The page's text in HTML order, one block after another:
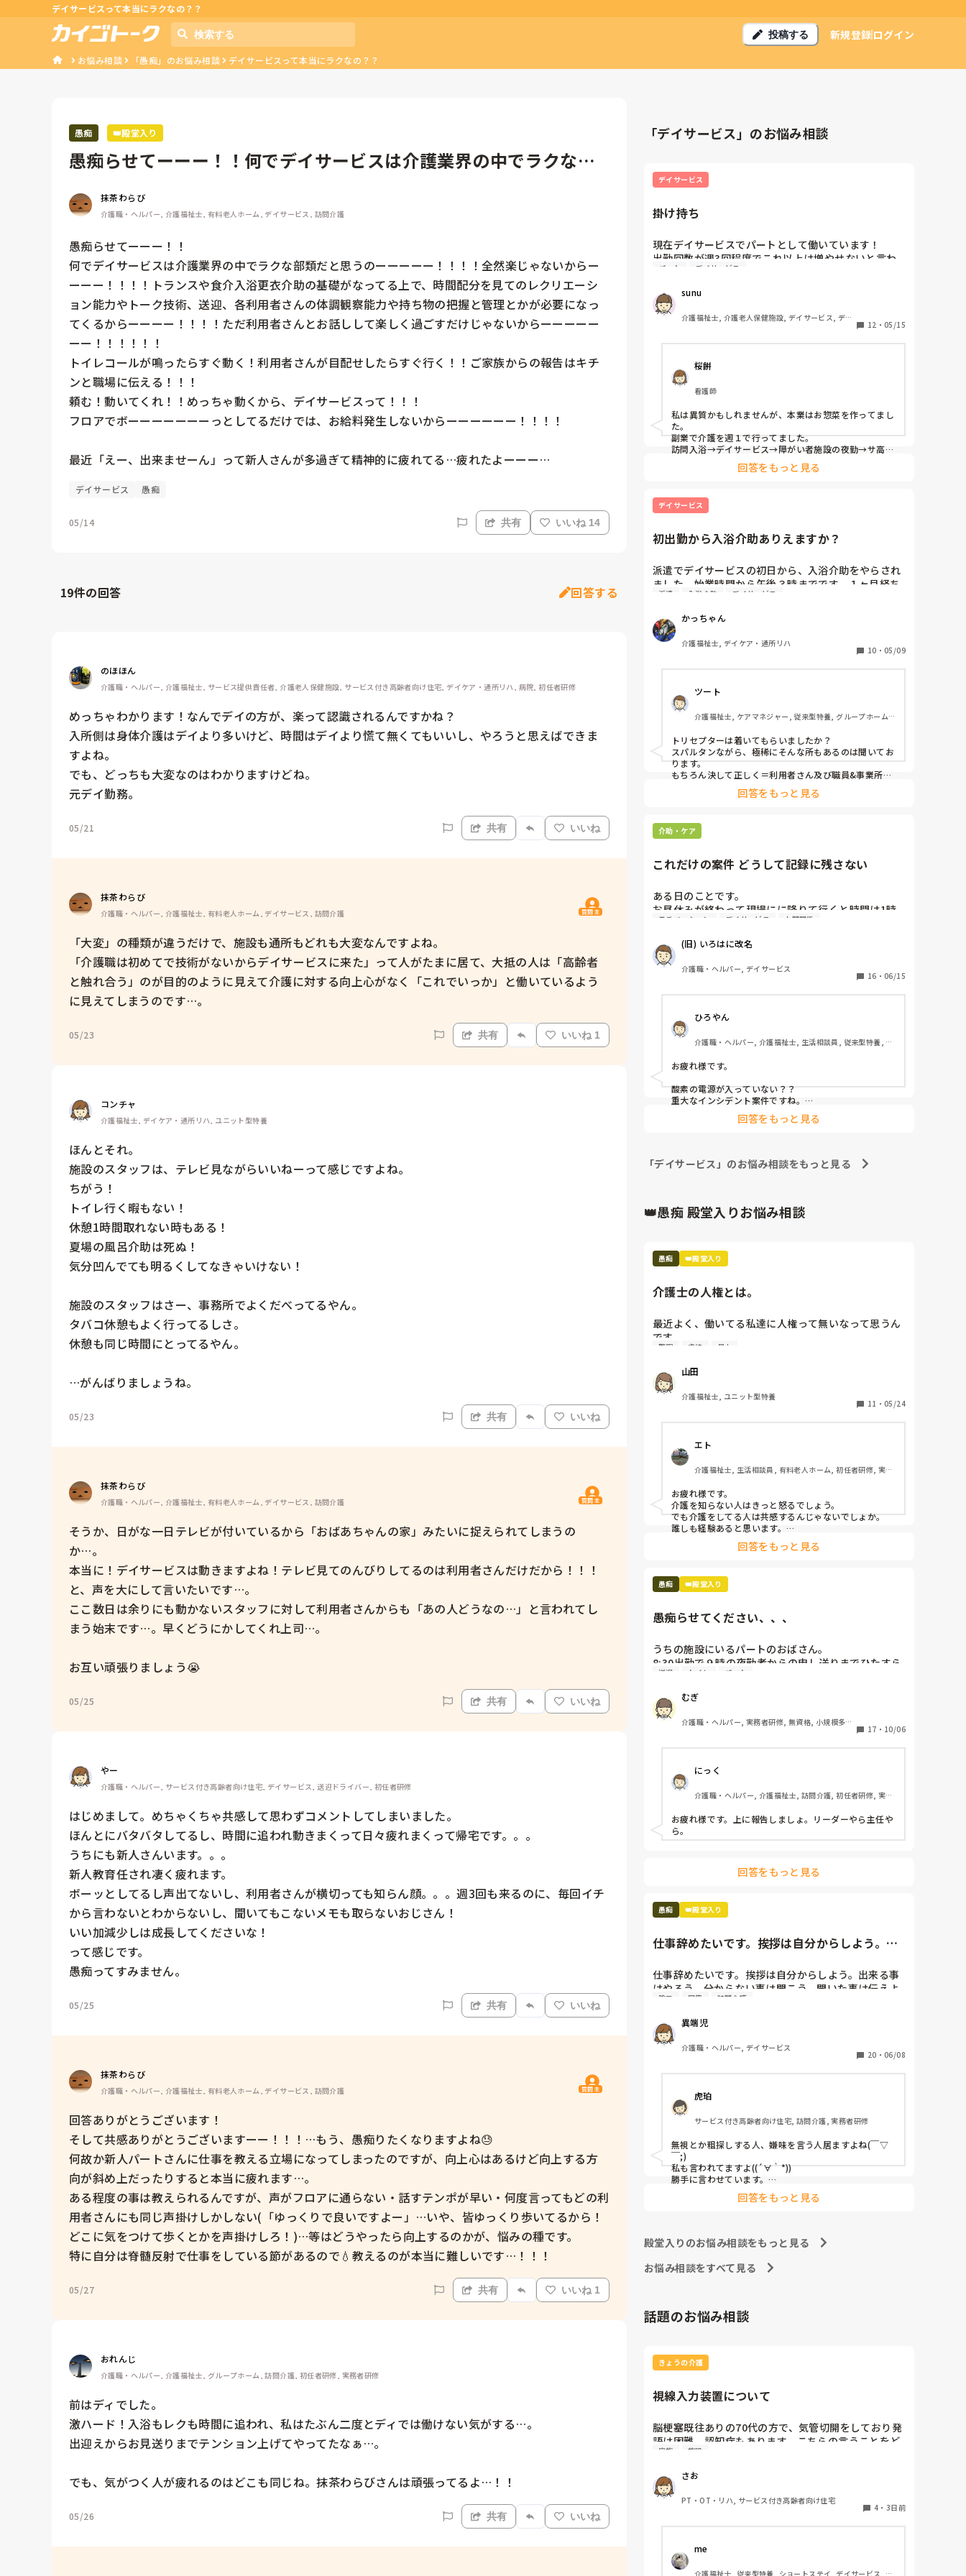
デイサービスって本当にラクなの？？
投稿する 新規登録ログイン
お悩み相談 「愚痴」のお悩み相談 デイサービスって本当にラクなの？？
愚痴 👑殿堂入り
愚痴らせてーーー！！何でデイサービスは介護業界の中でラクな部
抹茶わらび
介護職・ヘルパー, 介護福祉士, 有料老人ホーム, デイサービス, 訪問介護
愚痴らせてーーー！！
何でデイサービスは介護業界の中でラクな部類だと思うのーーーーー！！！！全然楽じゃないからー
ーーー！！！！トランスや食介入浴更衣介助の基礎がなってる上で、時間配分を見てのレクリエーシ
ョン能力やトーク技術、送迎、各利用者さんの体調観察能力や持ち物の把握と管理とかが必要になっ
てくるからーーーー！！！！ただ利用者さんとお話しして楽しく過ごすだけじゃないからーーーーー
ーー！！！！！！
トイレコールが鳴ったらすぐ動く！利用者さんが目配せしたらすぐ行く！！ご家族からの報告はキチ
ンと職場に伝える！！！
頼む！動いてくれ！！めっちゃ動くから、デイサービスって！！！
フロアでボーーーーーーーっとしてるだけでは、お給料発生しないからーーーーーー！！！！
デイサービス 愚痴
05/14 共有 いいね 14
19件の回答 回答する
のほほん
介護職・ヘルパー, 介護福祉士, サービス提供責任者, 介護老人保健施設, サービス付き高齢者向け住宅, デイケア・通所リハ, 病院, 初任者研修
めっちゃわかります！なんでデイの方が、楽って認識されるんですかね？
入所側は身体介護はデイより多いけど、時間はデイより慌て無くてもいいし、やろうと思えばできま
すよね。
でも、どっちも大変なのはわかりますけどね。
元デイ勤務。
05/21 共有 いいね
抹茶わらび
介護職・ヘルパー, 介護福祉士, 有料老人ホーム, デイサービス, 訪問介護 質問主
「大変」の種類が違うだけで、施設も通所もどれも大変なんですよね。
「介護職は初めてで技術がないからデイサービスに来た」って人がたまに居て、大抵の人は「高齢者
と触れ合う」のが目的のように見えて介護に対する向上心がなく「これでいっか」と働いているよう
05/23 共有 いいね 1
コンチャ
介護福祉士, デイケア・通所リハ, ユニット型特養
ほんとそれ。
施設のスタッフは、テレビ見ながらいいねーって感じですよね。
ちがう！
トイレ行く暇もない！
休憩1時間取れない時もある！
夏場の風呂介助は死ぬ！
気分凹んでても明るくしてなきゃいけない！
施設のスタッフはさー、事務所でよくだべってるやん。
タバコ休憩もよく行ってるしさ。
休憩も同じ時間にとってるやん。
…がんばりましょうね。
05/23 共有 いいね
抹茶わらび
介護職・ヘルパー, 介護福祉士, 有料老人ホーム, デイサービス, 訪問介護 質問主
そうか、日がな一日テレビが付いているから「おばあちゃんの家」みたいに捉えられてしまうの
か…。
本当に！デイサービスは動きますよね！テレビ見てのんびりしてるのは利用者さんだけだから！！！
と、声を大にして言いたいです…。
ここ数日は余りにも動かないスタッフに対して利用者さんからも「あの人どうなの…」と言われてし
まう始末です…。早くどうにかしてくれ上司…。
お互い頑張りましょう😭
05/25 共有 いいね
やー
介護職・ヘルパー, サービス付き高齢者向け住宅, デイサービス, 送迎ドライバー, 初任者研修
はじめまして。めちゃくちゃ共感して思わずコメントしてしまいました。
ほんとにバタバタしてるし、時間に追われ動きまくって日々疲れまくって帰宅です。。。
うちにも新人さんいます。。。
新人教育任され凄く疲れます。
ボーッとしてるし声出てないし、利用者さんが横切っても知らん顔。。。週3回も来るのに、毎回イチ
から言わないとわからないし、聞いてもこないメモも取らないおじさん！
いい加減少しは成長してくださいな！
って感じです。
愚痴ってすみません。
05/25 共有 いいね
抹茶わらび
介護職・ヘルパー, 介護福祉士, 有料老人ホーム, デイサービス, 訪問介護 質問主
回答ありがとうございます！
そして共感ありがとうございますーー！！！…もう、愚痴りたくなりますよね😓
何故か新人パートさんに仕事を教える立場になってしまったのですが、向上心はあるけど向上する方
向が斜め上だったりすると本当に疲れます…。
ある程度の事は教えられるんですが、声がフロアに通らない・話すテンポが早い・何度言ってもどの利
用者さんにも同じ声掛けしかしない(「ゆっくりで良いですよー」…いや、皆ゆっくり歩いてるから！
どこに気をつけて歩くとかを声掛けしろ！)…等はどうやったら向上するのかが、悩みの種です。
特に自分は脊髄反射で仕事をしている節があるので💧教えるのが本当に難しいです…！！！
05/27 共有 いいね 1
おれんじ
介護職・ヘルパー, 介護福祉士, グループホーム, 訪問介護, 初任者研修, 実務者研修
前はディでした。
激ハード！入浴もレクも時間に追われ、私はたぶん二度とディでは働けない気がする…。
出迎えからお見送りまでテンション上げてやってたなぁ…。
でも、気がつく人が疲れるのはどこも同じね。抹茶わらびさんは頑張ってるよ…！！
05/26 共有 いいね
「デイサービス」のお悩み相談
デイサービス
掛け持ち
現在デイサービスでパートとして働いています！
出勤回数が週3回程度でこれ以上は増やせないと言わ
れました。（利用者さんが少ないため）これから掛け
掛け持ちされている方はいますか？
どのような仕事を掛け持ちしてますか？
パート デイサービス
sunu
介護福祉士, 介護老人保健施設, デイサービス, デイ
12 ・ 05/15
桜餅
看護師
私は異質かもしれませんが、本業はお惣菜を作ってまし
た。
副業で介護を週１で行ってました。
訪問入浴→デイサービス→障がい者施設の夜勤→サ高住
の夜勤と色々やってきましたね。
ですよ。
その後本業のお惣菜屋を辞めて２ヶ月くらいサ高住の夜
回答をもっと見る
デイサービス
初出勤から入浴介助ありえますか？
派遣でデイサービスの初日から、入浴介助をやらされ
ました。始業時間から午後３時までです。１ヶ月経ち
ましたが変わりません。どう思われますか？精神的に
派遣 入浴介助 デイサービス
かっちゃん
介護福祉士, デイケア・通所リハ
10 ・ 05/09
ツート
介護福祉士, ケアマネジャー, 従来型特養, グループホーム,
トリセプターは着いてもらいましたか？
スパルタンながら、極稀にそんな所もあるのは聞いてお
ります。
もちろん決して正しく＝利用者さん及び職員&事業所に
良い事　はありません。認知症の方、危険予測の出来な
い方、意識喪失の可能性、感染対策等など、把握もなく
ない、ことはない、のですけどね、、
回答をもっと見る
介助・ケア
これだけの案件 どうして記録に残さない
ある日のことです。
お昼休みが終わって現場にに降りて行くと時間は1時
半 近くなので、午後から始まる利用者 全体でのレクレ
ーションのためにお昼寝の利用者を起こして回るわけ
ですが…
この日は、酸素ボンベを使用している利用者がいて、
その利用者を起こしに行くとびっくり。
何がびっくり かというとお昼寝をする時や自席で長く
座ってる時などはボンベではなく、ポータブルの酸素
発生器を利用しているのですが、その酸素発生機の電
源が入っておらず、利用者の鼻に酸素が入っていない
ことが判明。
とりあえず 『○○さん』と言って声をかけると起きた
ので、ほっと、ひと安心ですが、本日のホールリーダ
ーに報告しに行くと、この日のホールリーダーは陰険
とりあえず 電源が入っていないことを確認し、あとは
実はこの酸素ボンベを利用している方、翌日も続けて
ンベの件に関しては、事業所内の個人ファイルには記
載しておかなければならない案件のようだと思ってい
ダーさん、それには一切触れることもなくミーティン
あれ、おかしいなと思っていましたが、送迎に行く時
間なので帰ってきてからゆっくり見ればいいやと思い
その利用者の個人ファイルを見ると 、これだけの案件
の記載がない。てか。
では色々なことが巡り巡って、まさか陰険主任がやっ
たから、自分では書かない気かと思ってみたりします
が 、現場にいないので、その辺は妄想だと思ってくだ
さい。
しかし 一歩間違ったら危ないことになっていました。
モチベーション デイサービス 人間関係
(旧) いろはに改名
介護職・ヘルパー, デイサービス
16 ・ 06/15
ひろやん
介護職・ヘルパー, 介護福祉士, 生活相談員, 従来型特養, 有
ト型特養
お疲れ様です。
酸素の電源が入っていない？？
重大なインシデント案件ですね。
デイサービスとのことですが、看護師に話してSpO2(サ
チュレーション)は問題無かったのでしょうか？
本来であればご家族に送るデイ記録記入より前に、陰険
主任さんが、ご家族に御詫びの電話を入れるなり誠意を
隠蔽主任を動かせなければ、仕方なしですが、職員間で
回答をもっと見る
「デイサービス」のお悩み相談をもっと見る
👑愚痴 殿堂入りお悩み相談
愚痴 👑殿堂入り
介護士の人権とは。
最近よく、働いてる私達に人権って無いなって思うん
です。
ても
キチガイと言われても、アホだのバカだと言われて
も、助けて貰えない
介助前に「〇〇しますね。〇〇していいですか。」と
でも、何をされているのか理解出来ていないから、私
達が虐待しているかのように騒ぐ
被害妄想をされ、上の者を呼べ、警察を呼べ、先生を
呼べ、と。
私達は、
押さえつけたり叩いたりつねったりしたら身体的虐待
キチガイだのバカだのアホだの言ったら精神的虐待だ
介助しなかったから介護放棄だと言われ
訴えられる
利用者は、
そういう病気だから、そういう性格だからと
守られる
こっちの方がよっぽど虐待受けてるよ。
こんなこと言ったらまた怒られますか？
警察 虐待 暴力
山田
介護福祉士, ユニット型特養
11 ・ 05/24
エト
介護福祉士, 生活相談員, 有料老人ホーム, 初任者研修, 実務
お疲れ様です。
介護を知らない人はきっと怒るでしょう。
でも介護をしてる人は共感するんじゃないでしょか。
誰しも経験あると思います。
介護者はそれが仕事だし、プロであるから対応するのが
当たり前と思われると思いますね。
ロボロのことあります。
回答をもっと見る
愚痴 👑殿堂入り
愚痴らせてください、、、
うちの施設にいるパートのおばさん。
8:30出勤で９時の夜勤者からの申し送りまでひたすら
おしゃべり。
ならやってよね！！」と夜勤者に言っている。（私も
言われる。）
あなたが喋っている３０分でやれるのでは？？？
送迎表も自分が作らないと気が済まないのか、他の人
なように）変えている。
そして日中もひたすらおしゃべり。トイレ誘導もせ
この人がいるのに仕事が大変なら、いなくて大変の方
がましなんですけどー！！！！
送迎 トイレ パート
むぎ
介護職・ヘルパー, 実務者研修, 無資格, 小規模多機
17 ・ 10/06
にっく
介護職・ヘルパー, 介護福祉士, 訪問介護, 初任者研修, 実務
お疲れ様です。上に報告しましょ。リーダーやら主任や
ら。
回答をもっと見る
愚痴 👑殿堂入り
仕事辞めたいです。挨拶は自分からしよう。出
仕事辞めたいです。挨拶は自分からしよう。出来る事
はやろう。分からない事は聞こう。聞いた事は伝えよ
う。失敗、迷惑かけたら謝ろう。助けてもらったら感
謝しよう。常にそれを頭に入れて働いてます。しかし
職場で嫌われているので挨拶しても無視。出来る事を
すれば粗探し。分からない事を聞けばそんな事も分か
らないの？聞いた事を伝えたら反感をかう。毎日毎日
謝って毎日毎日感謝の言葉を伝えている。明らかに同
る同僚。私が失敗したら一気に空気が悪くなり口も聞
いてもらえない。自分が可愛げがないのも分かってい
ます。しかし仕事なのでそれはそれ。可愛げがあろう
となかろうと利用者さんには関係ない事。利用者さん
から苦情があったならまだしも未だに無し。同じ職場
で働く仲間なので打ち解けなければならないと思って
いますが無視されて陰口叩かれているの分かっている
のにこれ以上何を私はすればいいですか。辞めたいで
す、でもここで辞めるのも癪です。しっぽ巻いて逃げ
も知ってか知らずか放置。しんどい。
陰口 同僚 訪問介護
異端児
介護職・ヘルパー, デイサービス
20 ・ 06/08
虎珀
サービス付き高齢者向け住宅, 訪問介護, 実務者研修
無視とか粗探しする人、嫌味を言う人居ますよね(￣▽
￣;)
私も言われてますよ((´∀｀*))
勝手に言わせています。
相手にするだけ時間の無駄ですしね。
そんな人を相手にするよりプライベートを充実して人生
ちよ。
まぁ、陰口とか言う人に限って対象相手が辞めて仕事に
回答をもっと見る
殿堂入りのお悩み相談をもっと見る
お悩み相談をすべて見る
話題のお悩み相談
きょうの介護
視線入力装置について
脳梗塞既往ありの70代の方で、気管切開をしており発
語は困難。認知症もあります。こちらの言うことをど
のくらい理解しているかは不明ですが、問いかけに頷
の方にもほぼ毎日面会に来られます。この前ケアマネ
の方からお話しを聞いたら、視線入力装置？を導入し
たいと息子さんがおっしゃっているそうです。そこ
で、施設などで実際使われている利用者の方がいらっ
こなせるものなのかお聞きしたいです。
家族 施設
さお
PT・OT・リハ, サービス付き高齢者向け住宅
4 ・ 3日前
me
介護福祉士, 従来型特養, ショートステイ, デイサービス, 訪